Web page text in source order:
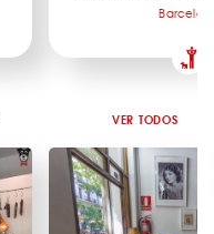
VER TODOS